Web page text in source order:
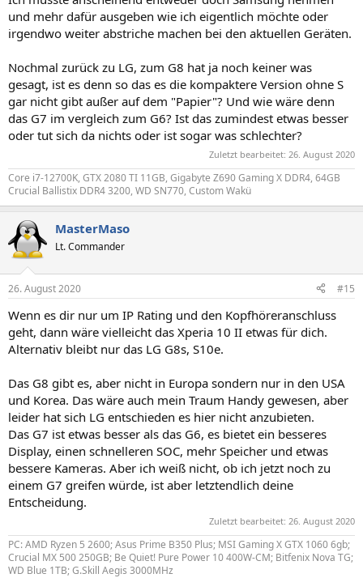
und mehr dafür ausgeben wie ich eigentlich möchte oder
irgendwo weiter abstriche machen bei den aktuellen Geräten.
Nochmal zurück zu LG, zum G8 hat ja noch keiner was
gesagt, ist es denn so das es die kompaktere Version ohne S
gar nicht gibt außer auf dem "Papier"? Und wie wäre denn
das G7 im vergleich zum G6? Ist das zumindest etwas besser
oder tut sich da nichts oder ist sogar was schlechter?
Zuletzt bearbeitet: 26. August 2020
Core i7-12700K, GTX 2080 TI 11GB, Gigabyte Z690 Gaming X DDR4, 64GB
Crucial Ballistix DDR4 3200, WD SN770, Custom Wakü
MasterMaso
Lt. Commander
26. August 2020 #15
Wenn es dir nur um IP Rating und den Kopfhöreranschluss
geht, dann wäre vielleicht das Xperia 10 II etwas für dich.
Alternativ bleibt nur das LG G8s, S10e.
Das G8 gibt es, aber nicht in Europa sondern nur in den USA
und Korea. Das wäre auch mein Traum Handy gewesen, aber
leider hat sich LG entschieden es hier nicht anzubieten.
Das G7 ist etwas besser als das G6, es bietet ein besseres
Display, einen schnelleren SOC, mehr Speicher und etwas
bessere Kameras. Aber ich weiß nicht, ob ich jetzt noch zu
einem G7 greifen würde, ist aber letztendlich deine
Entscheidung.
Zuletzt bearbeitet: 26. August 2020
PC: AMD Ryzen 5 2600; Asus Prime B350 Plus; MSI Gaming X GTX 1060 6gb;
Crucial MX 500 250GB; Be Quiet! Pure Power 10 400W-CM; Bitfenix Nova TG;
WD Blue 1TB; G.Skill Aegis 3000MHz